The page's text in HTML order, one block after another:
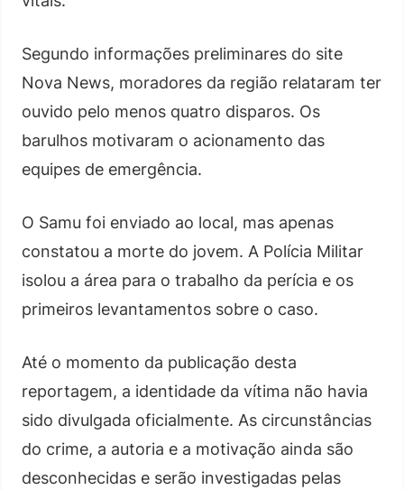
Segundo informações preliminares do site
Nova News, moradores da região relataram ter
ouvido pelo menos quatro disparos. Os
barulhos motivaram o acionamento das
equipes de emergência.
O Samu foi enviado ao local, mas apenas
constatou a morte do jovem. A Polícia Militar
isolou a área para o trabalho da perícia e os
primeiros levantamentos sobre o caso.
Até o momento da publicação desta
reportagem, a identidade da vítima não havia
sido divulgada oficialmente. As circunstâncias
do crime, a autoria e a motivação ainda são
desconhecidas e serão investigadas pelas